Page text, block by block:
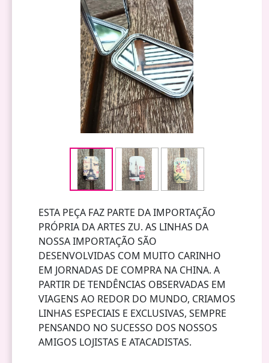
ESTA PEÇA FAZ PARTE DA IMPORTAÇÃO
PRÓPRIA DA ARTES ZU. AS LINHAS DA
NOSSA IMPORTAÇÃO SÃO
DESENVOLVIDAS COM MUITO CARINHO
EM JORNADAS DE COMPRA NA CHINA. A
PARTIR DE TENDÊNCIAS OBSERVADAS EM
VIAGENS AO REDOR DO MUNDO, CRIAMOS
LINHAS ESPECIAIS E EXCLUSIVAS, SEMPRE
PENSANDO NO SUCESSO DOS NOSSOS
AMIGOS LOJISTAS E ATACADISTAS.